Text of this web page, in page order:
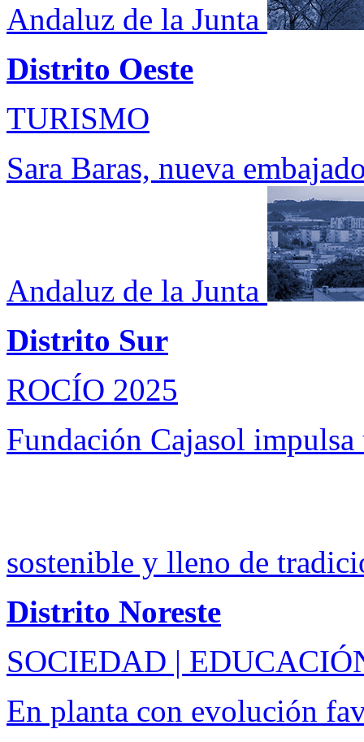
Andaluz de la Junta
Distrito Oeste
TURISMO
Sara Baras, nueva
Andaluz de la Junta
Distrito Sur
ROCÍO 2025
Fundación Cajasol
sostenible y lleno de
Distrito Noreste
SOCIEDAD |
En planta con evolución